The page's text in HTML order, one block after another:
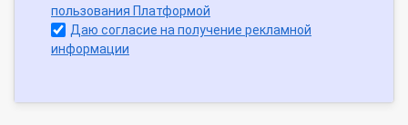
пользования Платформой
Даю согласие на получение рекламной
информации